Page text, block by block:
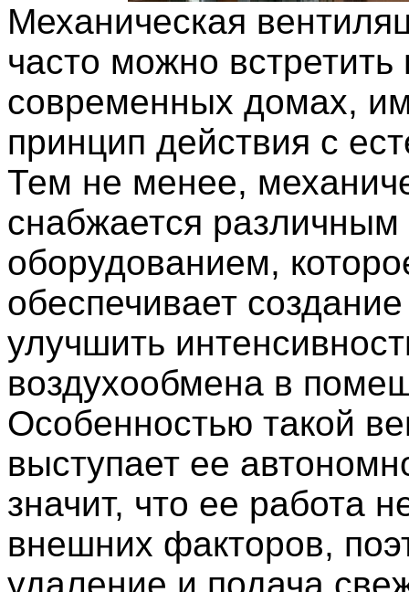
Механическая
часто можно встретить
современных домах,
принцип действия с
Тем не менее,
снабжается различным
оборудованием,
обеспечивает
улучшить
воздухообмена в
Особенностью такой
выступает ее
значит, что ее работа
внешних факторов,
удаление и подача